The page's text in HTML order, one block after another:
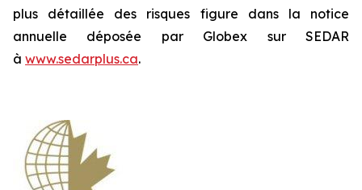
plus détaillée des risques figure dans la notice
annuelle déposée par Globex sur SEDAR
à www.sedarplus.ca.